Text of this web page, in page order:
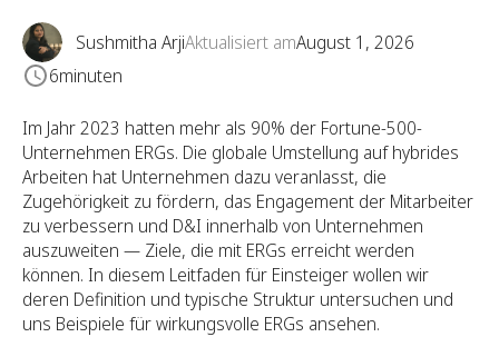
Sushmitha ArjiAktualisiert amAugust 1, 2026
6minuten
Im Jahr 2023 hatten mehr als 90% der Fortune-500-
Unternehmen ERGs. Die globale Umstellung auf hybrides
Arbeiten hat Unternehmen dazu veranlasst, die
Zugehörigkeit zu fördern, das Engagement der Mitarbeiter
zu verbessern und D&I innerhalb von Unternehmen
auszuweiten — Ziele, die mit ERGs erreicht werden
können. In diesem Leitfaden für Einsteiger wollen wir
deren Definition und typische Struktur untersuchen und
uns Beispiele für wirkungsvolle ERGs ansehen.